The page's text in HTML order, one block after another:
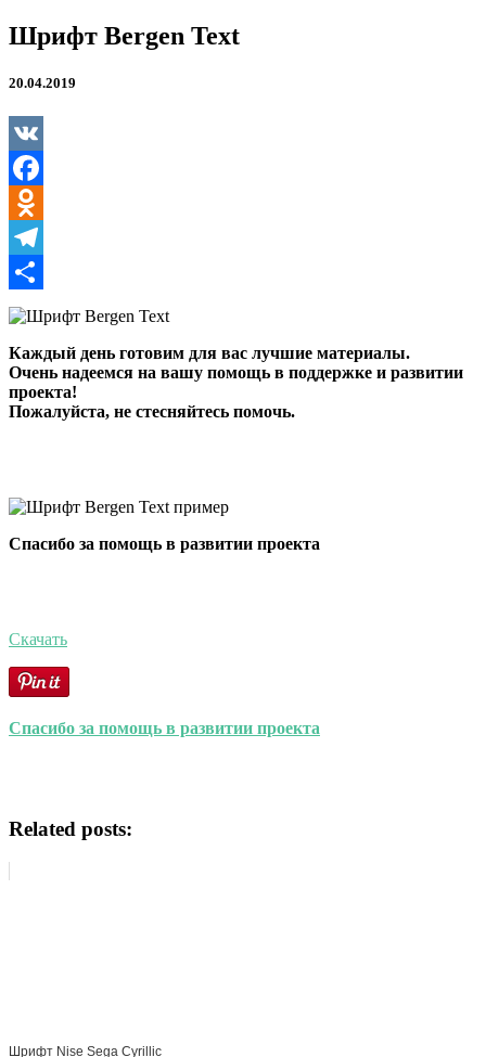
Шрифт
Bergen
Шрифт Bergen Text
20.04.2019
VK
Facebook
Odnoklassniki
Telegram
Отправить
Каждый день готовим для вас лучшие материалы.
Очень надеемся на вашу помощь в поддержке и развитии
проекта!
Пожалуйста, не стесняйтесь помочь.
Спасибо за помощь в развитии проекта
Скачать
Спасибо за помощь в развитии проекта
Related posts:
Шрифт Nise Sega Cyrillic